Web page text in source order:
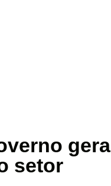
gera
setor